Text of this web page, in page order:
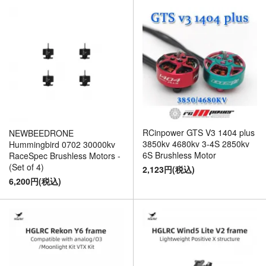
NEWBEEDRONE
Hummingbird 0702 30000kv
RaceSpec Brushless Motors -
(Set of 4)
6,200円(税込)
RCinpower GTS V3 1404 plus
3850kv 4680kv 3-4S 2850kv
6S Brushless Motor
2,123円(税込)